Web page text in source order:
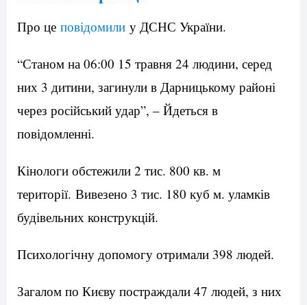
Про це повідомили у ДСНС України.
“Станом на 06:00 15 травня 24 людини, серед
них 3 дитини, загинули в Дарницькому районі
через російський удар”, – Йдеться в
повідомленні.
Кінологи обстежили 2 тис. 800 кв. м
території. Вивезено 3 тис. 180 куб м. уламків
будівельних конструкцій.
Психологічну допомогу отримали 398 людей.
Загалом по Києву постраждали 47 людей, з них